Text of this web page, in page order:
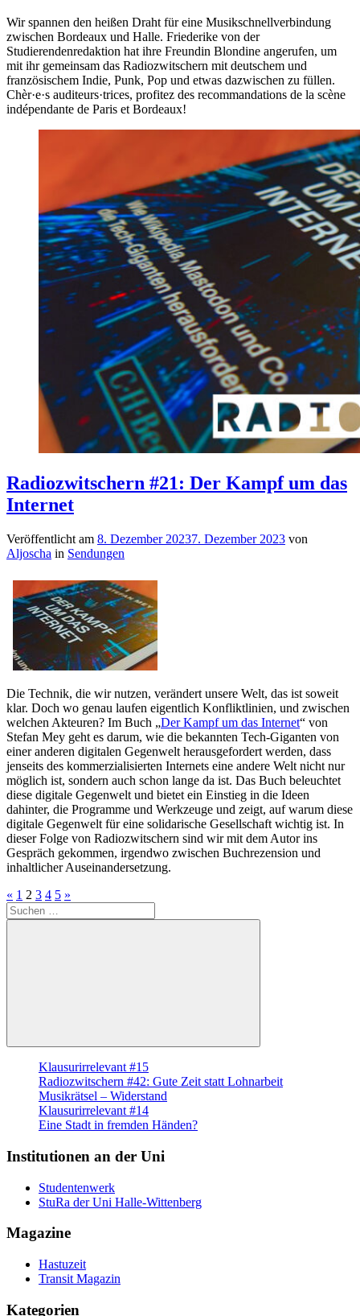
Wir spannen den heißen Draht für eine Musikschnellverbindung
zwischen Bordeaux und Halle. Friederike von der
Studierendenredaktion hat ihre Freundin Blondine angerufen, um
mit ihr gemeinsam das Radiozwitschern mit deutschem und
französischem Indie, Punk, Pop und etwas dazwischen zu füllen.
Chèr·e·s auditeurs·trices, profitez des recommandations de la scène
indépendante de Paris et Bordeaux!
Radiozwitschern #21: Der Kampf um das
Internet
Veröffentlicht am 8. Dezember 20237. Dezember 2023 von
Aljoscha in Sendungen
Die Technik, die wir nutzen, verändert unsere Welt, das ist soweit
klar. Doch wo genau laufen eigentlich Konfliktlinien, und zwischen
welchen Akteuren? Im Buch „Der Kampf um das Internet“ von
Stefan Mey geht es darum, wie die bekannten Tech-Giganten von
einer anderen digitalen Gegenwelt herausgefordert werden, dass
jenseits des kommerzialisierten Internets eine andere Welt nicht nur
möglich ist, sondern auch schon lange da ist. Das Buch beleuchtet
diese digitale Gegenwelt und bietet ein Einstieg in die Ideen
dahinter, die Programme und Werkzeuge und zeigt, auf warum diese
digitale Gegenwelt für eine solidarische Gesellschaft wichtig ist. In
dieser Folge von Radiozwitschern sind wir mit dem Autor ins
Gespräch gekommen, irgendwo zwischen Buchrezension und
inhaltlicher Auseinandersetzung.
Seitennummerierung
der
« Vorherige
Beiträge
1 2 3 4 5 Nächste
»
Suche
nach:
Suchen
Klausurirrelevant #15
Radiozwitschern #42: Gute Zeit statt Lohnarbeit
Musikrätsel – Widerstand
Klausurirrelevant #14
Eine Stadt in fremden Händen?
Institutionen an der Uni
Studentenwerk
StuRa der Uni Halle-Wittenberg
Magazine
Hastuzeit
Transit Magazin
Kategorien